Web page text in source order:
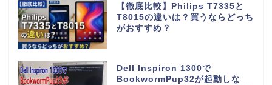
【徹底比較】Philips T7335と
T8015の違いは？買うならどっち
がおすすめ？
Dell Inspiron 1300で
BookwormPup32が起動しな